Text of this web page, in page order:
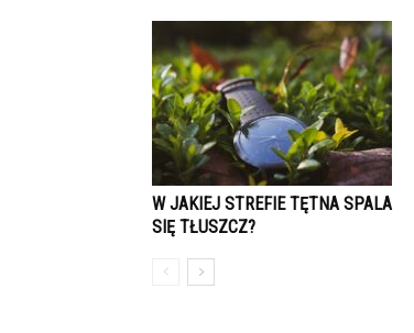
W JAKIEJ STREFIE TĘTNA SPALA
SIĘ TŁUSZCZ?